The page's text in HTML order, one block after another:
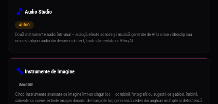
🎵 Audio Studio
AUDIO
Două instrumente audio într-unul — adaugă efecte sonore și muzică generate de AI la orice videoclip sau
creează clipuri audio din descrieri de text, toate alimentate de Kling AI
🔧Instrumente de Imagine
IMAGINE
Cinco instrumente avansate de imagine într-un singur loc — combină fotografii cu sugestii de șablon, îmbină
subiecte cu scene, extinde imagini dincolo de marginile lor, generează vederi din unghiuri multiple și detectează